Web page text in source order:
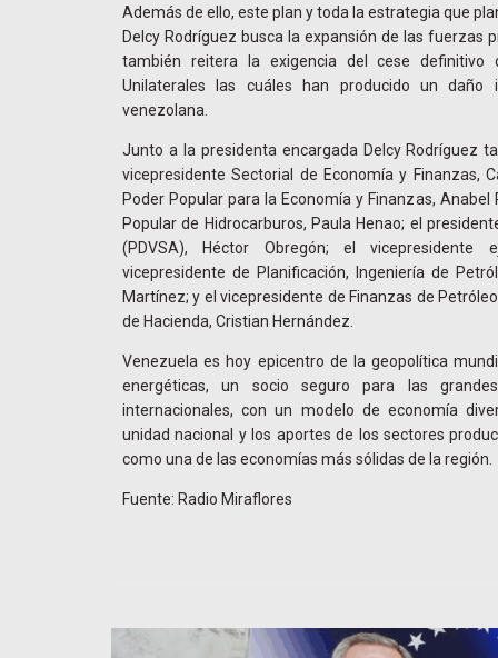
Además de ello, este plan y toda la estrategia que
Delcy Rodríguez busca la expansión de las fuerzas
también reitera la exigencia del cese definitivo
Unilaterales las cuáles han producido un daño
venezolana.
Junto a la presidenta encargada Delcy Rodríguez
vicepresidente Sectorial de Economía y Finanzas,
Poder Popular para la Economía y Finanzas,
Popular de Hidrocarburos, Paula Henao; el
(PDVSA), Héctor Obregón; el
vicepresidente de Planificación, Ingeniería de
Martínez; y el vicepresidente de Finanzas de
de Hacienda, Cristian Hernández.
Venezuela es hoy epicentro de la geopolítica
energéticas, un socio seguro para las
internacionales, con un modelo de economía
unidad nacional y los aportes de los sectores
como una de las economías más sólidas de la región.
Fuente: Radio Miraflores